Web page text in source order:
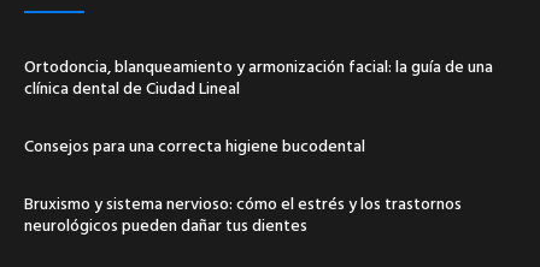
Ortodoncia, blanqueamiento y armonización facial: la guía de una
clínica dental de Ciudad Lineal
Consejos para una correcta higiene bucodental
Bruxismo y sistema nervioso: cómo el estrés y los trastornos
neurológicos pueden dañar tus dientes